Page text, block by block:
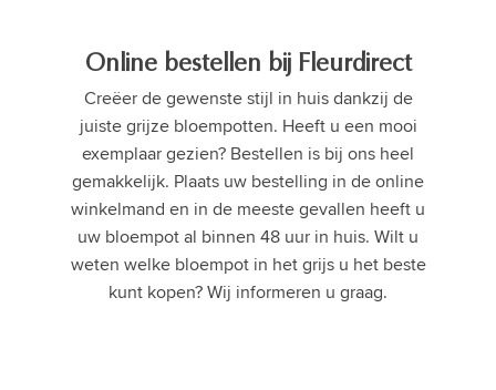
Online bestellen bij Fleurdirect
Creëer de gewenste stijl in huis dankzij de
juiste grijze bloempotten. Heeft u een mooi
exemplaar gezien? Bestellen is bij ons heel
gemakkelijk. Plaats uw bestelling in de online
winkelmand en in de meeste gevallen heeft u
uw bloempot al binnen 48 uur in huis. Wilt u
weten welke bloempot in het grijs u het beste
kunt kopen? Wij informeren u graag.